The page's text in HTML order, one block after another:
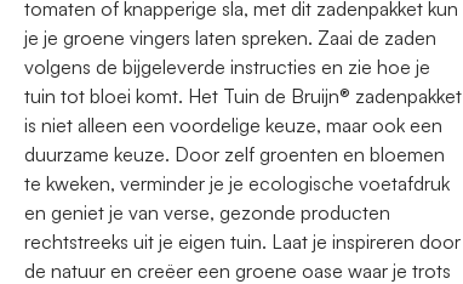
tomaten of knapperige sla, met dit zadenpakket kun
je je groene vingers laten spreken. Zaai de zaden
volgens de bijgeleverde instructies en zie hoe je
tuin tot bloei komt. Het Tuin de Bruijn® zadenpakket
is niet alleen een voordelige keuze, maar ook een
duurzame keuze. Door zelf groenten en bloemen
te kweken, verminder je je ecologische voetafdruk
en geniet je van verse, gezonde producten
rechtstreeks uit je eigen tuin. Laat je inspireren door
de natuur en creëer een groene oase waar je trots